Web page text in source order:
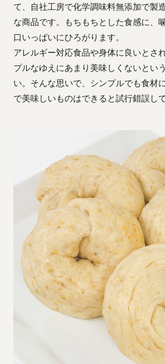
て、自社工房で化学調味料無添加で製
な商品です。もちもちとした食感に、
口いっぱいにひろがります。
アレルギー対応食品や身体に良いとさ
プルなゆえにあまり美味しくないとい
い。そんな思いで、シンプルでも食材
で美味しいものはできると試行錯誤し